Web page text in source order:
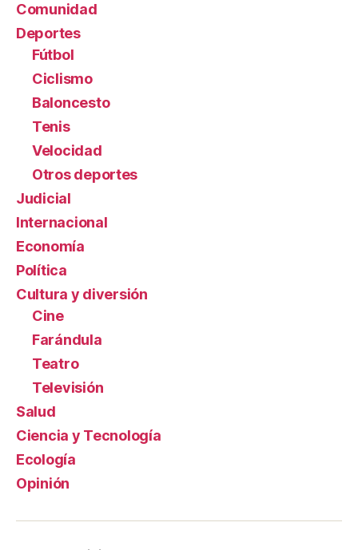
Comunidad
Deportes
Fútbol
Ciclismo
Baloncesto
Tenis
Velocidad
Otros deportes
Judicial
Internacional
Economía
Política
Cultura y diversión
Cine
Farándula
Teatro
Televisión
Salud
Ciencia y Tecnología
Ecología
Opinión